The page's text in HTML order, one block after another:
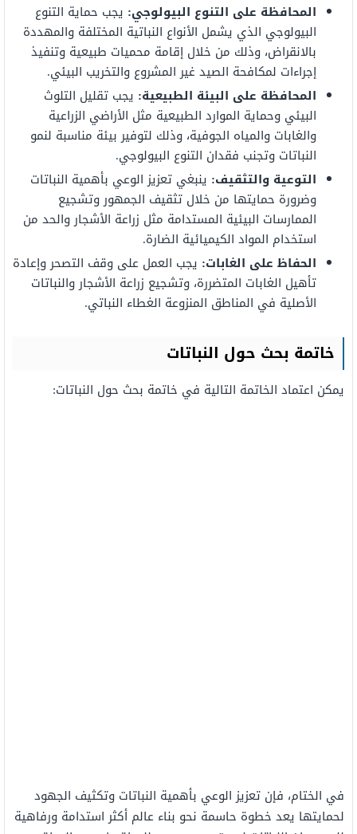
المحافظة على التنوع البيولوجي: يجب حماية التنوع
البيولوجي الذي يشمل الأنواع النباتية المختلفة والمهددة
بالانقراض، وذلك من خلال إقامة محميات طبيعية وتنفيذ
إجراءات لمكافحة الصيد غير المشروع والتخريب البيئي.
المحافظة على البيئة الطبيعية: يجب تقليل التلوث
البيئي وحماية الموارد الطبيعية مثل الأراضي الزراعية
والغابات والمياه الجوفية، وذلك لتوفير بيئة مناسبة لنمو
النباتات وتجنب فقدان التنوع البيولوجي.
التوعية والتثقيف: ينبغي تعزيز الوعي بأهمية النباتات
وضرورة حمايتها من خلال تثقيف الجمهور وتشجيع
الممارسات البيئية المستدامة مثل زراعة الأشجار والحد من
استخدام المواد الكيميائية الضارة.
الحفاظ على الغابات: يجب العمل على وقف التصحر وإعادة
تأهيل الغابات المتضررة، وتشجيع زراعة الأشجار والنباتات
الأصلية في المناطق المنزوعة الغطاء النباتي.
خاتمة بحث حول النباتات
يمكن اعتماد الخاتمة التالية في خاتمة بحث حول النباتات:
في الختام، فإن تعزيز الوعي بأهمية النباتات وتكثيف الجهود
لحمايتها يعد خطوة حاسمة نحو بناء عالم أكثر استدامة ورفاهية